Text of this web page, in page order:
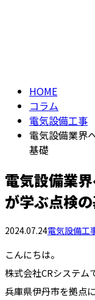
HOME
コラム
電気設備工事
電気設備業界
基礎
電気設備業
が学ぶ点検
2024.07.24電気設備工
こんにちは。
株式会社CRシステム
兵庫県伊丹市を拠点